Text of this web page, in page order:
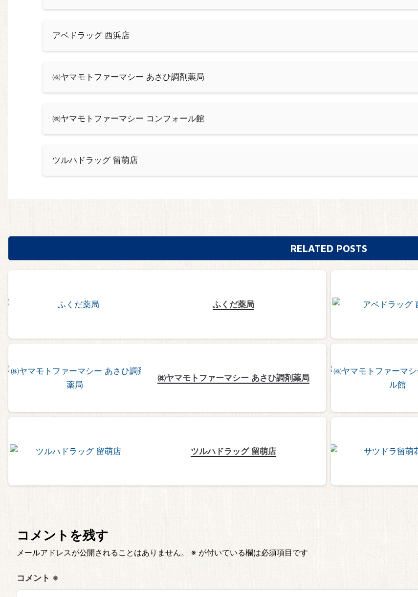
アベドラッグ 西浜店
㈱ヤマモトファーマシー あさひ調剤薬局
㈱ヤマモトファーマシー コンフォール館
ツルハドラッグ 留萌店
RELATED POSTS
ふくだ薬局
㈱ヤマモトファーマシー あさひ調剤薬局
ツルハドラッグ 留萌店
コメントを残す
メールアドレスが公開されることはありません。 ※ が付いている欄は必須項目です
コメント ※